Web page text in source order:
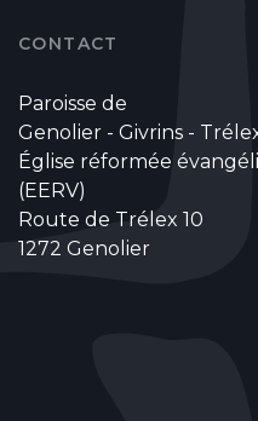
CONTACT
Paroisse de
Genolier - Givrins -
Église réformée
(EERV)
Route de Trélex 10
1272 Genolier